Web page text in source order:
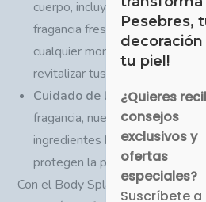
cuerpo, incluyendo el cabello,
fragancia fresca y duradera en
cualquier momento del día
revitalizar tus sentidos.
Cuidado de la Piel: Además
fragancia, nuestro Body
ingredientes hidratantes y
protegen la piel, dejándola
Con el Body Splash de Afrodita,
Pesebres,
decoración
tu piel!
¿Quieres
consejos
exclusivos y
ofertas
especiales?
Suscríbete a